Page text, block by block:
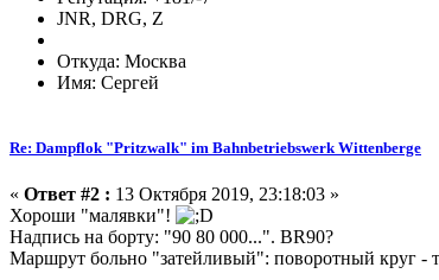
JNR, DRG, Z
Откуда: Москва
Имя: Сергей
Re: Dampflok "Pritzwalk" im Bahnbetriebswerk Wittenberge
« Ответ #2 : 13 Октября 2019, 23:18:03 »
Хороши "малявки"!
Надпись на борту: "90 80 000...". BR90?
Маршрут больно "затейливый": поворотный круг -